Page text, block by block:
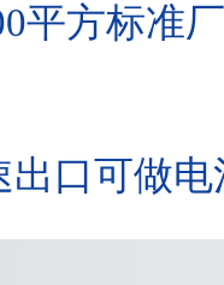
平方标准
出口可做